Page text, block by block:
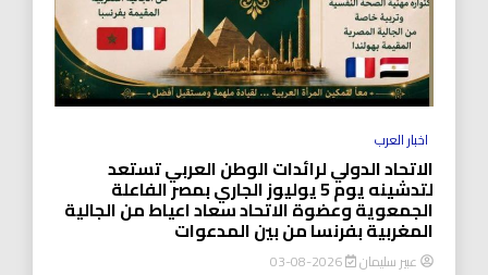
اخبار العرب
الاتحاد الدولي لرائدات الوطن العربي تستعد
لتدشينه يوم 5 يوليوز الجاري بمصر الفاعلة
الجمعوية وعضوة الاتحاد سعاد اعياط من الجالية
المغربية بفرنسا من بين المدعوات
عبير سليمان 2026-08-03